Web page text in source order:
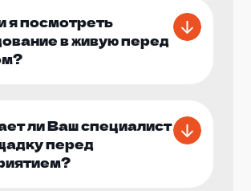
я посмотреть
в живую перед
ли Ваш специалист
перед